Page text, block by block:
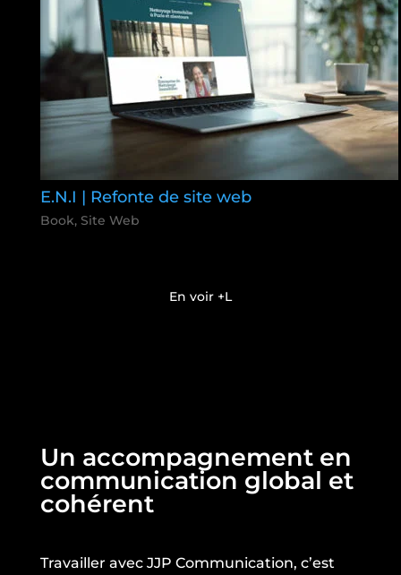
E.N.I | Refonte de site web
Book, Site Web
En voir +
Un accompagnement en
communication global et
cohérent
Travailler avec JJP Communication, c’est